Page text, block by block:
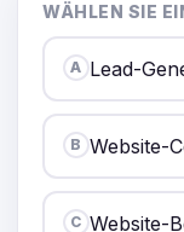
WÄHLEN SIE
A Lead-
B Website-
C Website-